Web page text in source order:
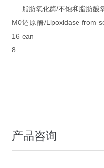
M0
16
8
脂肪氧化酶/不饱和脂肪酸
还原酶/Lipoxidase from
ean
产品咨询